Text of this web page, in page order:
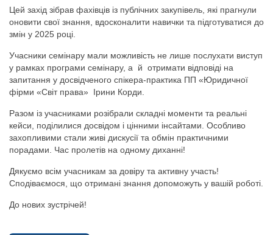
Цей захід зібрав фахівців із публічних закупівель, які прагнули
оновити свої знання, вдосконалити навички та підготуватися до
змін у 2025 році.
Учасники семінару мали можливість не лише послухати виступ
у рамках програми семінару, а й отримати відповіді на
запитання у досвідченого спікера-практика ПП «Юридичної
фірми «Світ права» Ірини Корди.
Разом із учасниками розібрали складні моменти та реальні
кейси, поділилися досвідом і цінними інсайтами. Особливо
захопливими стали живі дискусії та обмін практичними
порадами. Час пролетів на одному диханні!
Дякуємо всім учасникам за довіру та активну участь!
Сподіваємося, що отримані знання допоможуть у вашій роботі.
До нових зустрічей!